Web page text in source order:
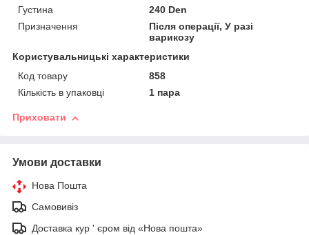
Густина
240 Den
Призначення
Після операції, У разі
варикозу
Користувальницькі характеристики
Код товару
858
Кількість в упаковці
1 пара
Приховати
Умови доставки
Нова Пошта
Самовивіз
Доставка кур ' єром від «Нова пошта»